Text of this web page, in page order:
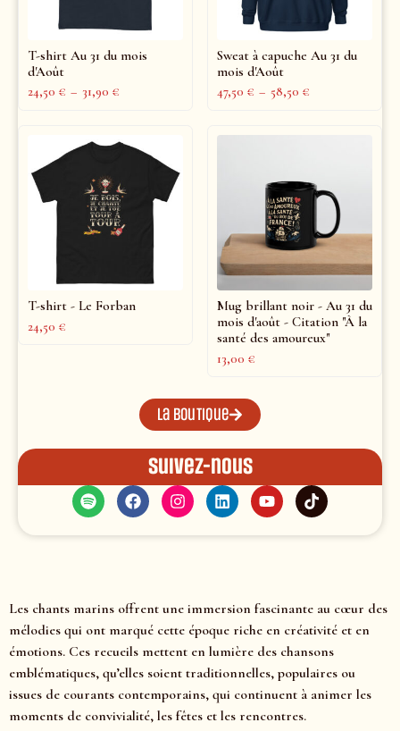
T-shirt Au 31 du mois
d'Août
24,50 € – 31,90 €
Sweat à capuche Au 31 du
mois d'Août
47,50 € – 58,50 €
T-shirt - Le Forban
24,50 €
Mug brillant noir - Au 31 du
mois d'août - Citation "À la
santé des amoureux"
13,00 €
La boutique
Suivez-nous
Les chants marins offrent une immersion fascinante au cœur des
mélodies qui ont marqué cette époque riche en créativité et en
émotions. Ces recueils mettent en lumière des chansons
emblématiques, qu’elles soient traditionnelles, populaires ou
issues de courants contemporains, qui continuent à animer les
moments de convivialité, les fêtes et les rencontres.